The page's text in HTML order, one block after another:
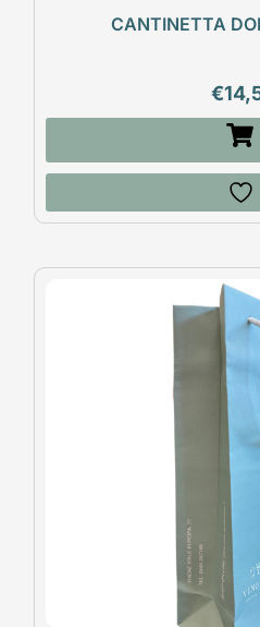
CANTINETTA
€